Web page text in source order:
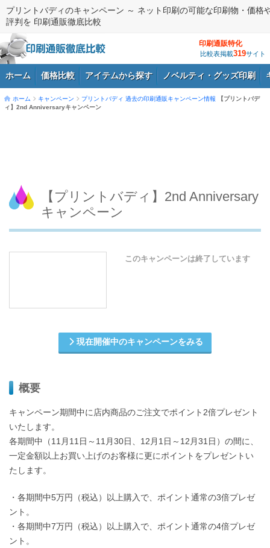
プリントバディのキャンペーン ～ ネット印刷の可能な印刷物・価格
評判を 印刷通販徹底比較
印刷通販特化
比較表掲載319サイト
ホーム 価格比較 アイテムから探す ノベルティ・グッズ印刷
ホーム キャンペーン プリントバディ 過去の印刷通販キャンペーン情報
【プリントバデ
ィ】2nd Anniversaryキャンペーン
【プリントバディ】2nd Anniversary
キャンペーン
このキャンペーンは終了しています
現在開催中のキャンペーンをみる
概要
キャンペーン期間中に店内商品のご注文でポイント2倍プレゼント
いたします。
各期間中（11月11日～11月30日、12月1日～12月31日）の間に、
一定金額以上お買い上げのお客様に更にポイントをプレゼントい
たします。
・各期間中5万円（税込）以上購入で、ポイント通常の3倍プレゼ
ント。
・各期間中7万円（税込）以上購入で、ポイント通常の4倍プレゼ
ント。